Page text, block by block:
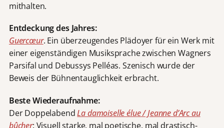
mithalten.
Entdeckung des Jahres:
Guercœur. Ein überzeugendes Plädoyer für ein Werk mit
einer eigenständigen Musiksprache zwischen Wagners
Parsifal und Debussys Pelléas. Szenisch wurde der
Beweis der Bühnentauglichkeit erbracht.
Beste Wiederaufnahme:
Der DoppelabendLa damoiselle élue / Jeanne d’Arc au
bûcher: Visuell starke, mal poetische, mal drastisch-